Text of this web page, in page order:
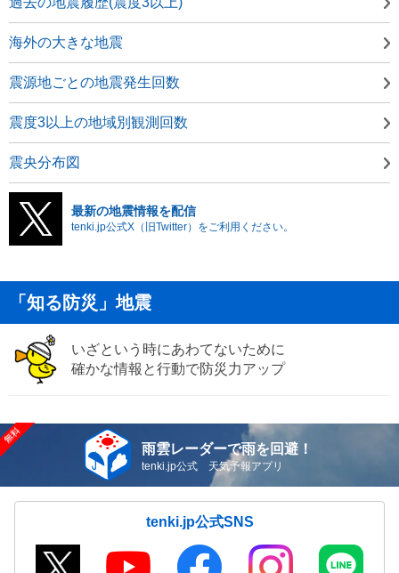
海外の大きな地震
震源地ごとの地震発生回数
震度3以上の地域別観測回数
震央分布図
最新の地震情報を配信
tenki.jp公式X（旧Twitter）をご利用ください。
「知る防災」地震
いざという時にあわてないために
確かな情報と行動で防災力アップ
雨雲レーダーで雨を回避！
tenki.jp公式 天気予報アプリ
tenki.jp公式SNS